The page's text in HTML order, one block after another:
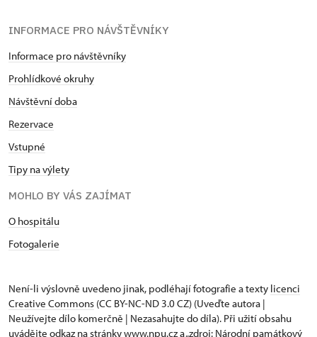
INFORMACE PRO NÁVŠTĚVNÍKY
Informace pro návštěvníky
Prohlídkové okruhy
Návštěvní doba
Rezervace
Vstupné
Tipy na výlety
MOHLO BY VÁS ZAJÍMAT
O hospitálu
Fotogalerie
Není-li výslovně uvedeno jinak, podléhají fotografie a texty licenci
Creative Commons (CC BY-NC-ND 3.0 CZ) (Uveďte autora |
Neužívejte dílo komerčně | Nezasahujte do díla). Při užití obsahu
uvádějte odkaz na stránky www.npu.cz a „zdroj: Národní památkový